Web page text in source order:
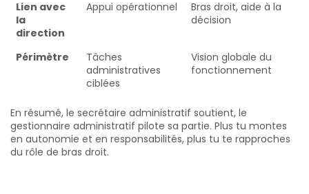
Lien avec
la
direction
Appui opérationnel
Bras droit, aide à la
décision
Périmètre
Tâches
administratives
ciblées
Vision globale du
fonctionnement
En résumé, le secrétaire administratif soutient, le
gestionnaire administratif pilote sa partie. Plus tu montes
en autonomie et en responsabilités, plus tu te rapproches
du rôle de bras droit.